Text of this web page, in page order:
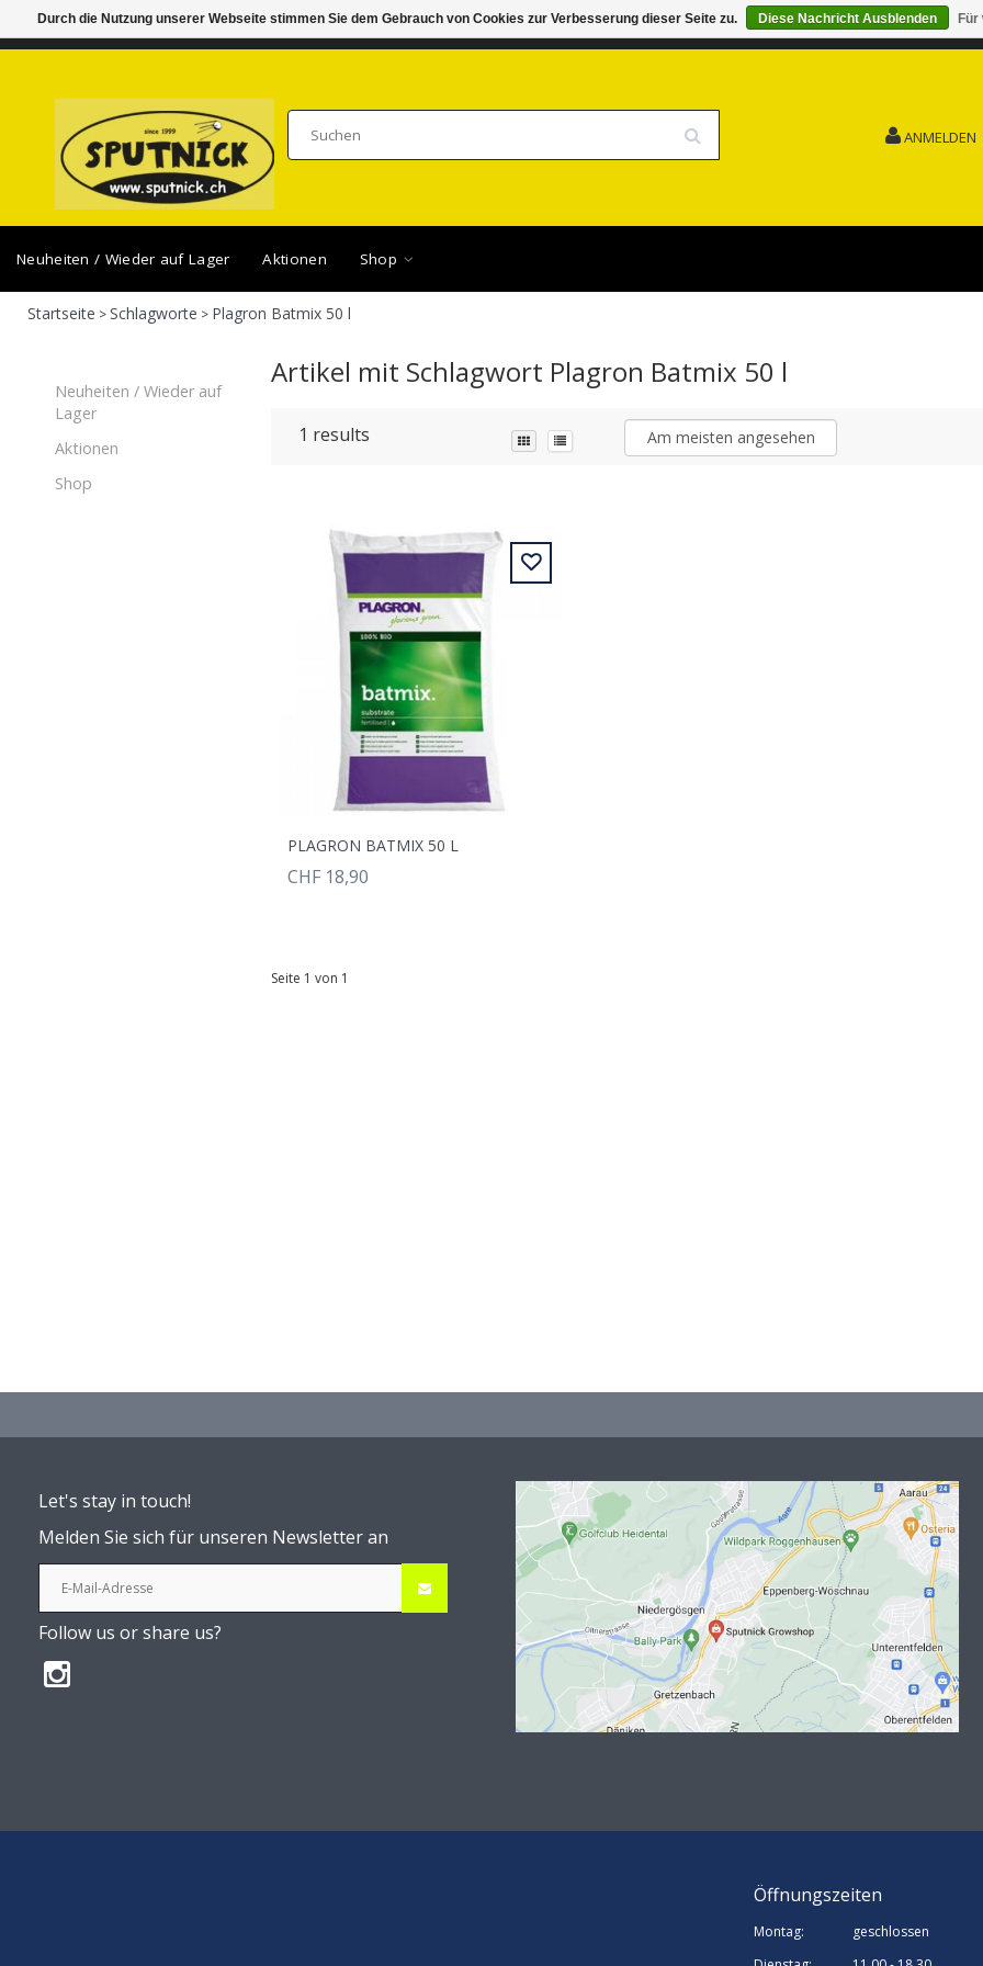
DI-FR 11.00 - 18.30, SA 10.00 - 16.00 SAMSTAG 15.08. GESCHLOSSEN FEIERTAG
ANMELDEN
Neuheiten / Wieder auf Lager Aktionen Shop
Startseite >Schlagworte > Plagron Batmix 50 l
Neuheiten / Wieder auf
Lager
Aktionen
Shop
Artikel mit Schlagwort Plagron Batmix 50 l
1 results Am meisten angesehen
PLAGRON BATMIX 50 L
CHF 18,90
Seite 1 von 1
Let's stay in touch!
Melden Sie sich für unseren Newsletter an
Follow us or share us?
Öffnungszeiten
Montag:
geschlossen
Durch die Nutzung unserer Webseite stimmen Sie dem Gebrauch von Cookies zur Verbesserung dieser Seite zu. Diese Nachricht Ausblenden